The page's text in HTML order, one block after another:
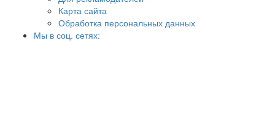
Карта сайта
Обработка персональных данных
Мы в соц. сетях: